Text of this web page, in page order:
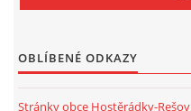
OBLÍBENÉ ODKAZY
Stránky obce Hostěrádky-Rešov